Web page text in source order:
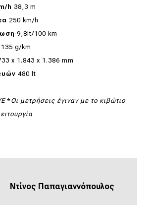
/h 38,3 m
250 km/h
9,8lt/100 km
135 g/km
x 1.843 x 1.386 mm
480 lt
*Οι μετρήσεις έγιναν με το κιβώτιο
Ντίνος Παπαγιαννόπουλος